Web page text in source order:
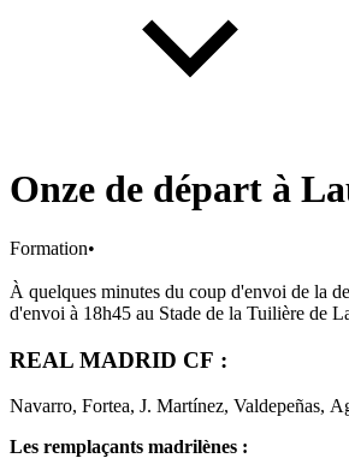
Onze de départ à
Formation•
À quelques minutes du coup d'envoi de la
d'envoi à 18h45 au Stade de la Tuilière de
REAL MADRID CF :
Navarro, Fortea, J. Martínez, Valdepeñas,
Les remplaçants madrilènes :